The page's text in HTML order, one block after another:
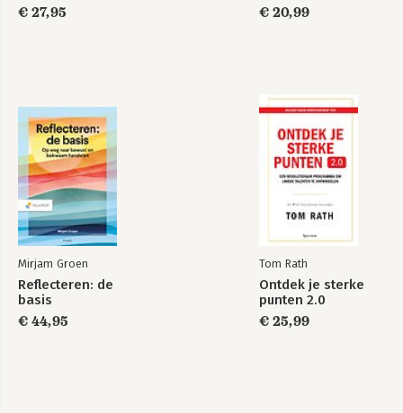
€ 27,95
€ 20,99
Mirjam Groen
Reflecteren: de
basis
€ 44,95
Tom Rath
Ontdek je sterke
punten 2.0
€ 25,99